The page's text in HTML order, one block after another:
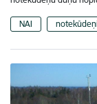
NAI notekūdeņi